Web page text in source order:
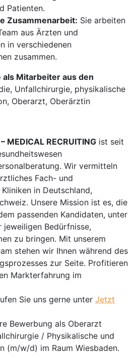
Patienten.
Zusammenarbeit: Sie arbeiten
aus Ärzten und
in verschiedenen
zusammen.
Mitarbeiter aus den
Unfallchirurgie, physikalische
Oberarzt, Oberärztin
MEDICAL RECRUITING ist seit
Wir vermitteln
Fach- und
in Deutschland,
Unsere Mission ist es, die
passenden Kandidaten, unter
Bedürfnisse,
zu bringen. Mit unserem
stehen wir Ihnen während des
zur Seite. Profitieren
Markterfahrung im
Sie uns gerne unter Jetzt
Bewerbung als Oberarzt
/ Physikalische und
(m/w/d) im Raum Wiesbaden.